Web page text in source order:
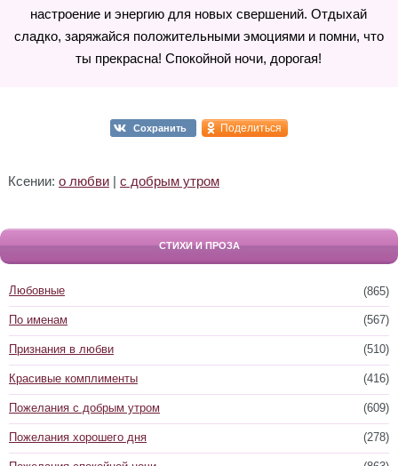
настроение и энергию для новых свершений. Отдыхай
сладко, заряжайся положительными эмоциями и помни, что
ты прекрасна! Спокойной ночи, дорогая!
Сохранить Поделиться
Ксении: о любви| с добрым утром
СТИХИ И ПРОЗА
(865)
Любовные
(567)
По именам
(510)
Признания в любви
(416)
Красивые комплименты
(609)
Пожелания с добрым утром
(278)
Пожелания хорошего дня